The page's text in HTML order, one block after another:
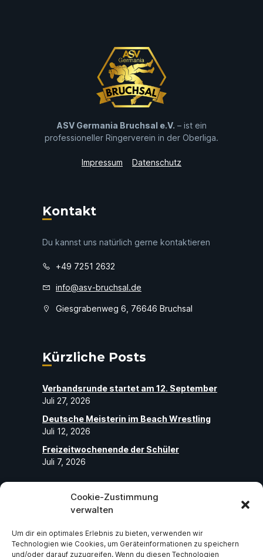
Cookie-Zustimmung
verwalten
Um dir ein optimales Erlebnis zu bieten, verwenden wir
Technologien wie Cookies, um Geräteinformationen zu speichern
und/oder darauf zuzugreifen. Wenn du diesen Technologien
ASV Germania Bruchsal e.V. – ist ein
professioneller Ringerverein in der Oberliga.
Impressum Datenschutz
Kontakt
Du kannst uns natürlich gerne kontaktieren
+49 7251 2632
info@asv-bruchsal.de
Giesgrabenweg 6, 76646 Bruchsal
Kürzliche Posts
Verbandsrunde startet am 12. September
Juli 27, 2026
Deutsche Meisterin im Beach Wrestling
Juli 12, 2026
Freizeitwochenende der Schüler
Juli 7, 2026
Folge uns
Abonniere unseren Social-Media-Seiten
und folge uns, um die neuesten exklusiven